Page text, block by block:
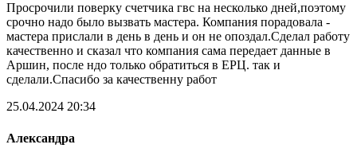
Просрочили поверку счетчика гвс на несколько дней,поэтому
срочно надо было вызвать мастера. Компания порадовала -
мастера прислали в день в день и он не опоздал.Сделал работу
качественно и сказал что компания сама передает данные в
Аршин, после ндо только обратиться в ЕРЦ. так и
сделали.Спасибо за качественну работ
25.04.2024 20:34
Александра